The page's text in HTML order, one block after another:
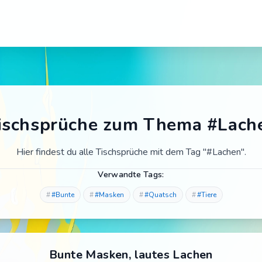
zum Thema
Hier findest du alle Tischsprüche mit dem Tag "#Lachen".
Verwandte Tags:
#Bunte #Masken #Quatsch #Tiere
Bunte Masken, lautes Lachen